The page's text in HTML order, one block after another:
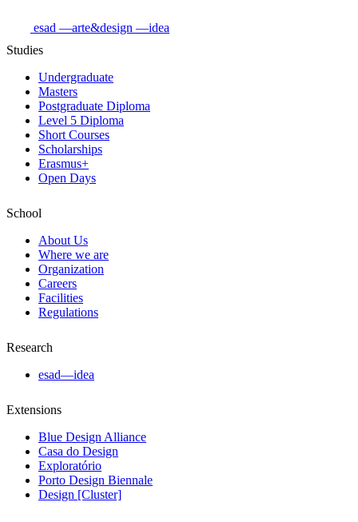
esad —arte&design —idea
Studies
Undergraduate
Masters
Postgraduate Diploma
Level 5 Diploma
Short Courses
Scholarships
Erasmus+
Open Days
School
About Us
Where we are
Organization
Careers
Facilities
Regulations
Research
esad—idea
Extensions
Blue Design Alliance
Casa do Design
Exploratório
Porto Design Biennale
Design [Cluster]